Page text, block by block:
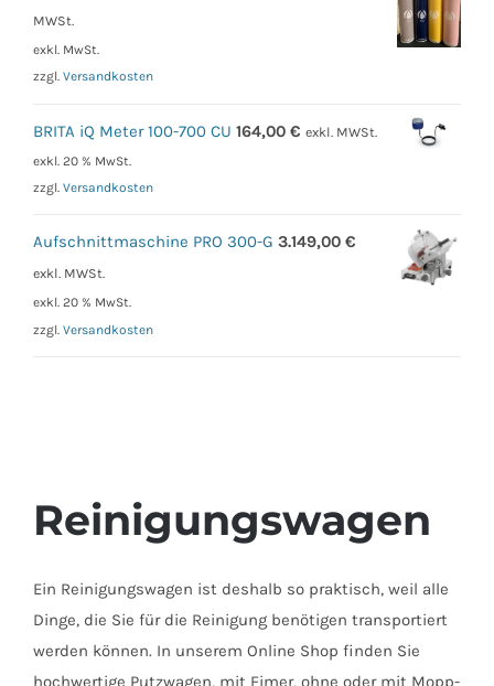
Reinigungswagen
Ein Reinigungswagen ist deshalb so praktisch, weil alle
Dinge, die Sie für die Reinigung benötigen transportiert
werden können. In unserem Online Shop finden Sie
hochwertige Putzwagen, mit Eimer, ohne oder mit Mopp-
MWSt.
exkl. MwSt.
zzgl. Versandkosten
BRITA iQ Meter 100-700 CU 164,00 € exkl. MWSt.
exkl. 20 % MwSt.
zzgl. Versandkosten
Aufschnittmaschine PRO 300-G 3.149,00 €
exkl. MWSt.
exkl. 20 % MwSt.
zzgl. Versandkosten